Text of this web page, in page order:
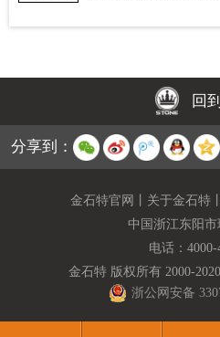
回
分享到：
金石特官网 关于金石特
中国浙江东阳市
电话： 4000-
金石特 版权所有 2000-2020
浙公网安备